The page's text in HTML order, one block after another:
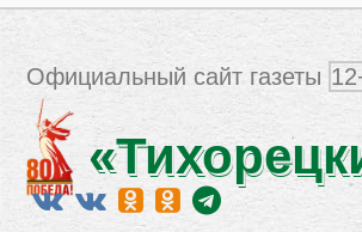
Официальный сайт газеты